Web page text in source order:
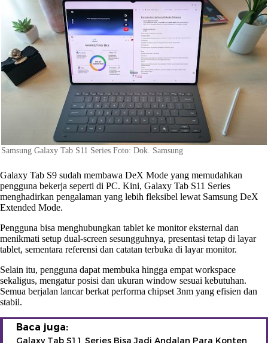
Samsung Galaxy Tab S11 Series Foto: Dok. Samsung
Galaxy Tab S9 sudah membawa DeX Mode yang memudahkan
pengguna bekerja seperti di PC. Kini, Galaxy Tab S11 Series
menghadirkan pengalaman yang lebih fleksibel lewat Samsung DeX
Extended Mode.
Pengguna bisa menghubungkan tablet ke monitor eksternal dan
menikmati setup dual-screen sesungguhnya, presentasi tetap di layar
tablet, sementara referensi dan catatan terbuka di layar monitor.
Selain itu, pengguna dapat membuka hingga empat workspace
sekaligus, mengatur posisi dan ukuran window sesuai kebutuhan.
Semua berjalan lancar berkat performa chipset 3nm yang efisien dan
stabil.
Baca juga:
Galaxy Tab S11 Series Bisa Jadi Andalan Para Konten